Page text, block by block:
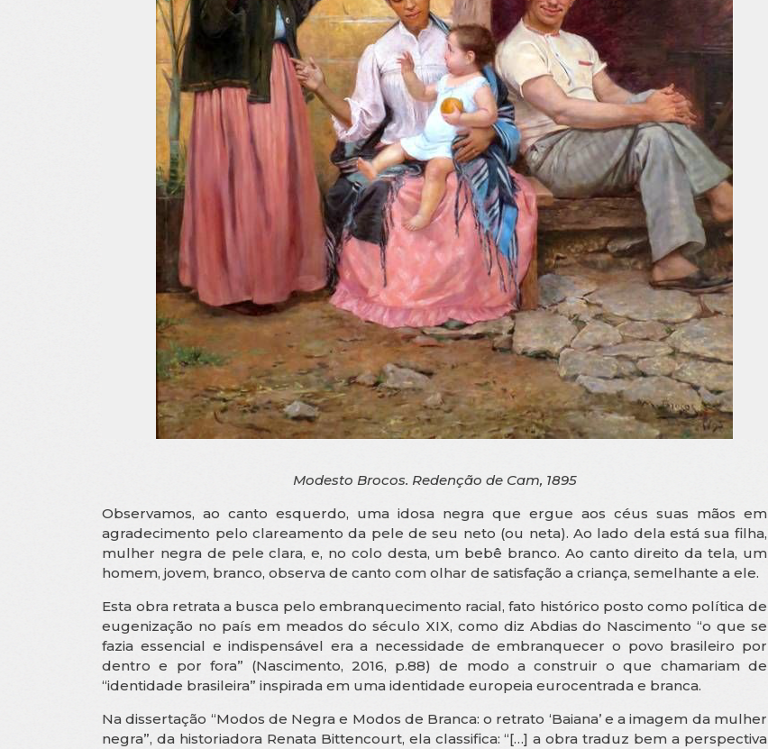
Modesto Brocos. Redenção de Cam, 1895
Observamos, ao canto esquerdo, uma idosa negra que ergue aos céus suas mãos em
agradecimento pelo clareamento da pele de seu neto (ou neta). Ao lado dela está sua filha,
mulher negra de pele clara, e, no colo desta, um bebê branco. Ao canto direito da tela, um
homem, jovem, branco, observa de canto com olhar de satisfação a criança, semelhante a ele.
Esta obra retrata a busca pelo embranquecimento racial, fato histórico posto como política de
eugenização no país em meados do século XIX, como diz Abdias do Nascimento “o que se
fazia essencial e indispensável era a necessidade de embranquecer o povo brasileiro por
dentro e por fora” (Nascimento, 2016, p.88) de modo a construir o que chamariam de
“identidade brasileira” inspirada em uma identidade europeia eurocentrada e branca.
Na dissertação “Modos de Negra e Modos de Branca: o retrato ‘Baiana’ e a imagem da mulher
negra”, da historiadora Renata Bittencourt, ela classifica: “[…] a obra traduz bem a perspectiva